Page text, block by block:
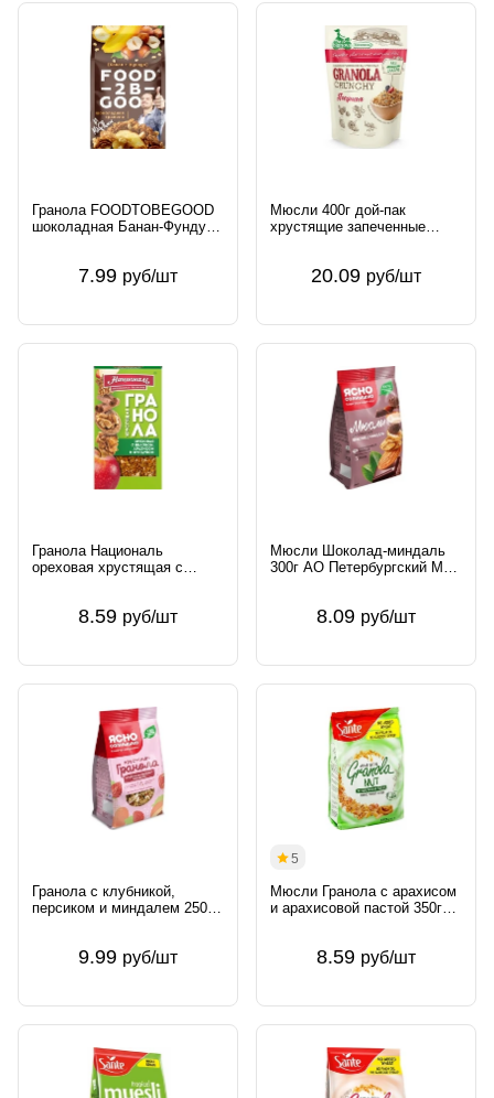
Гранола FOODTOBEGOOD
шоколадная Банан-Фундук
7.99 руб/шт
Мюсли 400г дой-пак
хрустящие запеченные
20.09 руб/шт
Гранола Националь
ореховая хрустящая с
8.59 руб/шт
Мюсли Шоколад-миндаль
300г АО Петербургский МК
8.09 руб/шт
Гранола с клубникой,
персиком и миндалем 250г
9.99 руб/шт
5
Мюсли Гранола с арахисом
и арахисовой пастой 350г
8.59 руб/шт